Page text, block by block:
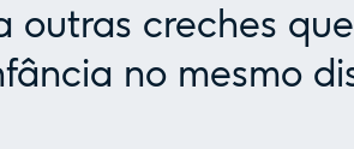
outras creches
no mesmo